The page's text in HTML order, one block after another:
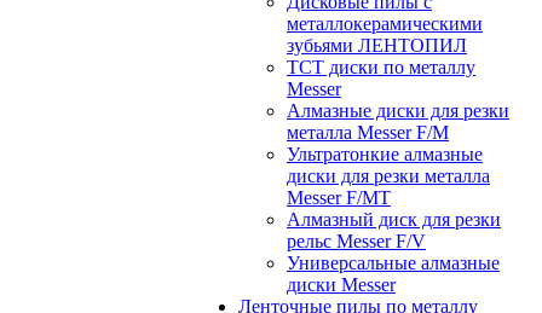
металлокерамическими
зубьями ЛЕНТОПИЛ
ТСТ диски по металлу
Messer
Алмазные диски для резки
металла Messer F/M
Ультратонкие алмазные
диски для резки металла
Messer F/MT
Алмазный диск для резки
рельс Messer F/V
Универсальные алмазные
диски Messer
Ленточные пилы по металлу